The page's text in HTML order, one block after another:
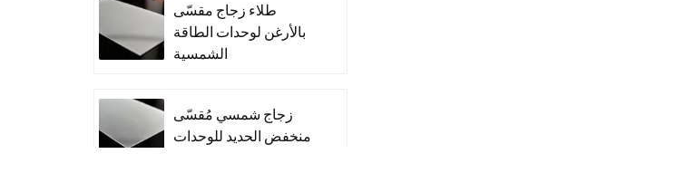
طلاء زجاج مقسّى
بالأرغن لوحدات الطاقة
الشمسية
زجاج شمسي مُقسّى
منخفض الحديد للوحدات